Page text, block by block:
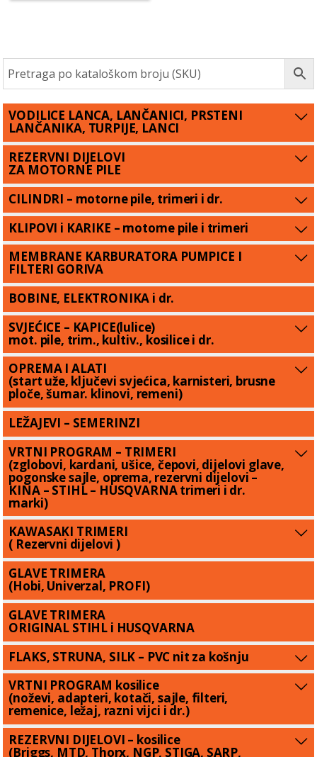
VODILICE LANCA, LANČANICI, PRSTENI
LANČANIKA, TURPIJE, LANCI
REZERVNI DIJELOVI
ZA MOTORNE PILE
CILINDRI – motorne pile, trimeri i dr.
KLIPOVI i KARIKE – motorne pile i trimeri
MEMBRANE KARBURATORA PUMPICE I
FILTERI GORIVA
BOBINE, ELEKTRONIKA i dr.
SVJEĆICE – KAPICE(lulice)
mot. pile, trim., kultiv., kosilice i dr.
OPREMA I ALATI
(start uže, ključevi svjećica, karnisteri, brusne
ploče, šumar. klinovi, remeni)
LEŽAJEVI – SEMERINZI
VRTNI PROGRAM – TRIMERI
(zglobovi, kardani, ušice, čepovi, dijelovi glave,
pogonske sajle, oprema, rezervni dijelovi –
KINA – STIHL – HUSQVARNA trimeri i dr.
marki)
KAWASAKI TRIMERI
( Rezervni dijelovi )
GLAVE TRIMERA
(Hobi, Univerzal, PROFI)
GLAVE TRIMERA
ORIGINAL STIHL i HUSQVARNA
FLAKS, STRUNA, SILK – PVC nit za košnju
VRTNI PROGRAM kosilice
(noževi, adapteri, kotači, sajle, filteri,
remenice, ležaj, razni vijci i dr.)
REZERVNI DIJELOVI – kosilice
(Briggs, MTD, Thorx, NGP, STIGA, SARP,